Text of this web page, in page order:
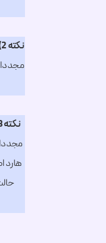
مجددا راه
مجددا راه
هارد